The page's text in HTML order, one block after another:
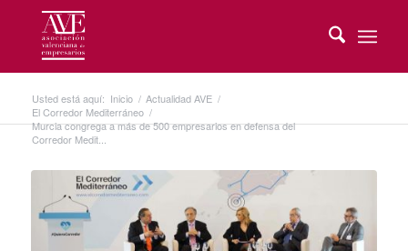
Usted está aquí: Inicio / Actualidad AVE /
El Corredor Mediterráneo /
Murcia congrega a más de 500 empresarios en defensa del
Corredor Medit...